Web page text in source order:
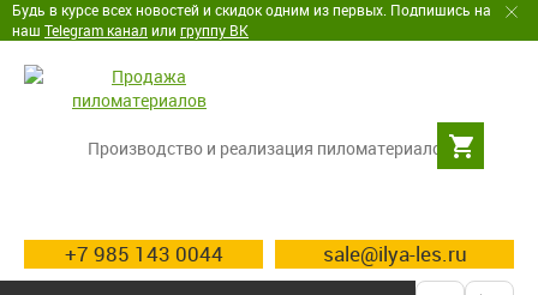
Будь в курсе всех новостей и скидок одним из первых. Подпишись на
наш Telegram канал или группу ВК
Производство и реализация пиломатериалов
+7 985 143 0044 sale@ilya-les.ru